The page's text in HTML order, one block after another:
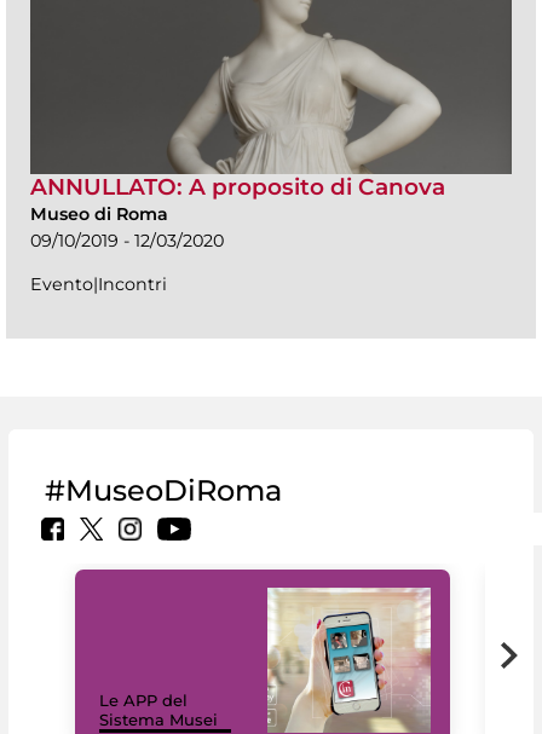
ANNULLATO: A proposito di Canova
Museo di Roma
09/10/2019 - 12/03/2020
Evento|Incontri
#MuseoDiRoma
Le APP del
Sistema Musei